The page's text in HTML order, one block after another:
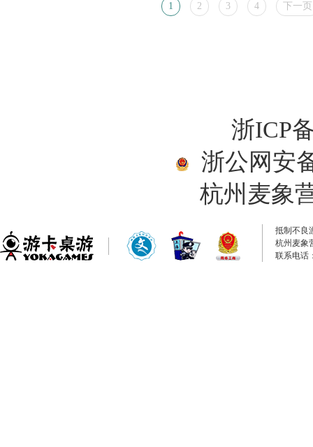
1 2 3 4 下一页
浙ICP
浙公网安
杭州麦象
抵制不良
杭州麦象
联系电话